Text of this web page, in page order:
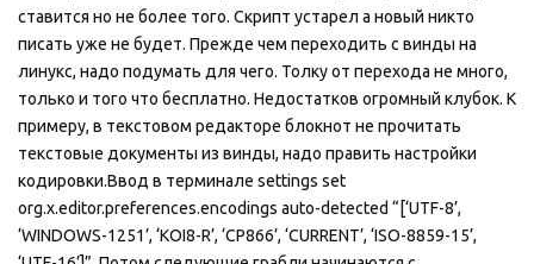
ставится но не более того. Скрипт устарел а новый никто
писать уже не будет. Прежде чем переходить с винды на
линукс, надо подумать для чего. Толку от перехода не много,
только и того что бесплатно. Недостатков огромный клубок. К
примеру, в текстовом редакторе блокнот не прочитать
текстовые документы из винды, надо править настройки
кодировки.Ввод в терминале settings set
org.x.editor.preferences.encodings auto-detected “[‘UTF-8’,
‘WINDOWS-1251’, ‘KOI8-R’, ‘CP866’, ‘CURRENT’, ‘ISO-8859-15’,